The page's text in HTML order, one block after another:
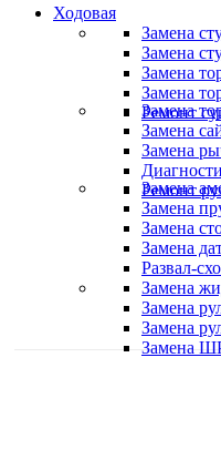
Ходовая
Замена
Замена
Замена
Замена
Ремонт
Замена
Замена
Замена
Ремонт
Замена
Замена
Замена
Замена
Развал-
Замена
Замена
Замена
Замена